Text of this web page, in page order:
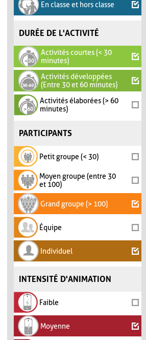
En classe et hors classe
DURÉE DE L'ACTIVITÉ
Activités courtes (< 30
minutes)
Activités développées
(Entre 30 et 60 minutes)
Activités élaborées (> 60
minutes)
PARTICIPANTS
Petit groupe (< 30)
Moyen groupe (entre 30
et 100)
Grand groupe (> 100)
Équipe
Individuel
INTENSITÉ D'ANIMATION
Faible
Moyenne